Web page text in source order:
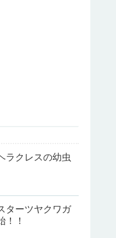
ラクレスの幼虫
ターツヤクワガ
！！